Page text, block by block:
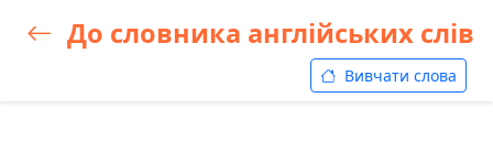
До словника англійських слів
Вивчати слова